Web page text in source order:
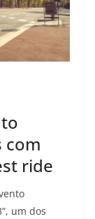
com
ride
um dos